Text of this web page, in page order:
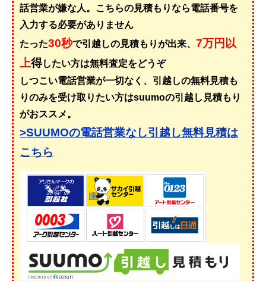
話営業が嫌な人。こちらの見積もりなら電話番号を
入力する必要がありません
たった30秒で引越しの見積もりが出来、 7万円以
上得したい方は無料査定をどうぞ
しつこい電話営業が一切なく、引越しの無料見積も
りのみを受け取りたい方はsuumoの引越し見積もり
がおススメ。
>SUUMOの電話営業なし引越し無料見積は
こちら